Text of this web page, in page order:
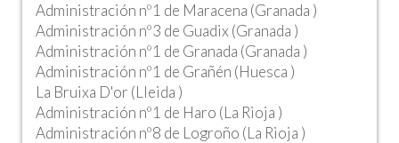
Administración nº1 de Maracena (Granada )
Administración nº3 de Guadix (Granada )
Administración nº1 de Granada (Granada )
Administración nº1 de Grañén (Huesca )
La Bruixa D'or (Lleida )
Administración nº1 de Haro (La Rioja )
Administración nº8 de Logroño (La Rioja )